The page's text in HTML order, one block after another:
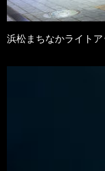
浜松まちなかライト